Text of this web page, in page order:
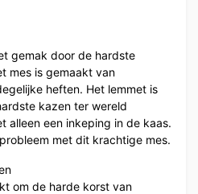
gemak door de hardste
mes is gemaakt van
heften. Het lemmet is
kazen ter wereld
alleen een inkeping in de kaas.
met dit krachtige mes.
om de harde korst van